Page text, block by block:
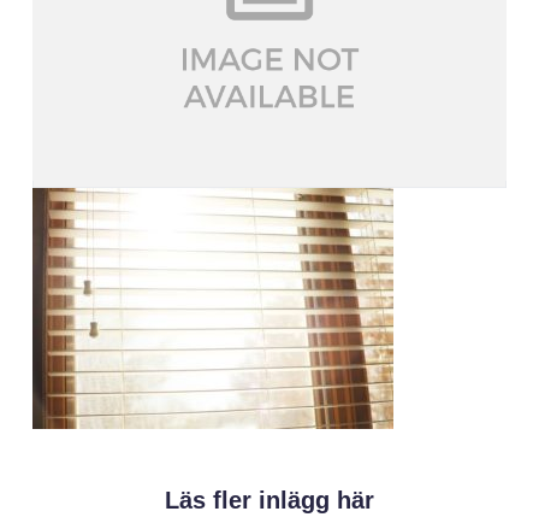
Läs fler inlägg här